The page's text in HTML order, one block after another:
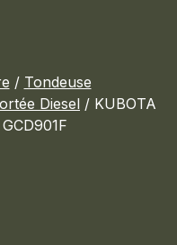
/ Tondeuse
Diesel / KUBOTA